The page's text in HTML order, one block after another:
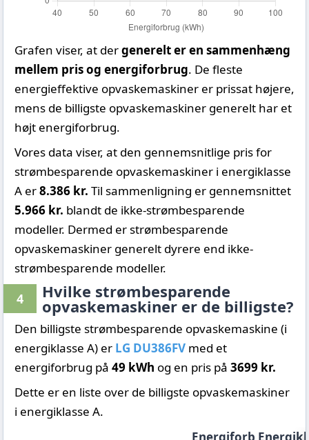
Grafen viser, at dergenerelt er en sammenhæng
mellem pris og energiforbrug. De fleste
energieffektive opvaskemaskiner er prissat højere,
mens de billigste opvaskemaskiner generelt har et
højt energiforbrug.
Vores data viser, at den gennemsnitlige pris for
strømbesparende opvaskemaskiner i energiklasse
A er8.386 kr. Til sammenligning er gennemsnittet
5.966 kr. blandt de ikke-strømbesparende
modeller. Dermed er strømbesparende
opvaskemaskiner generelt dyrere end ikke-
strømbesparende modeller.
4 Hvilke strømbesparende
opvaskemaskiner er de billigste?
Den billigste strømbesparende opvaskemaskine (i
energiklasse A) er LG DU386FV med et
energiforbrug på 49 kWh og en pris på 3699 kr.
Dette er en liste over de billigste opvaskemaskiner
i energiklasse A.